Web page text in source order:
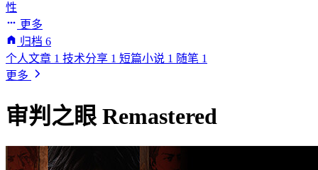
性
更多
归档 6
个人文章 1 技术分享 1 短篇小说 1 随笔 1
更多
审判之眼 Remastered